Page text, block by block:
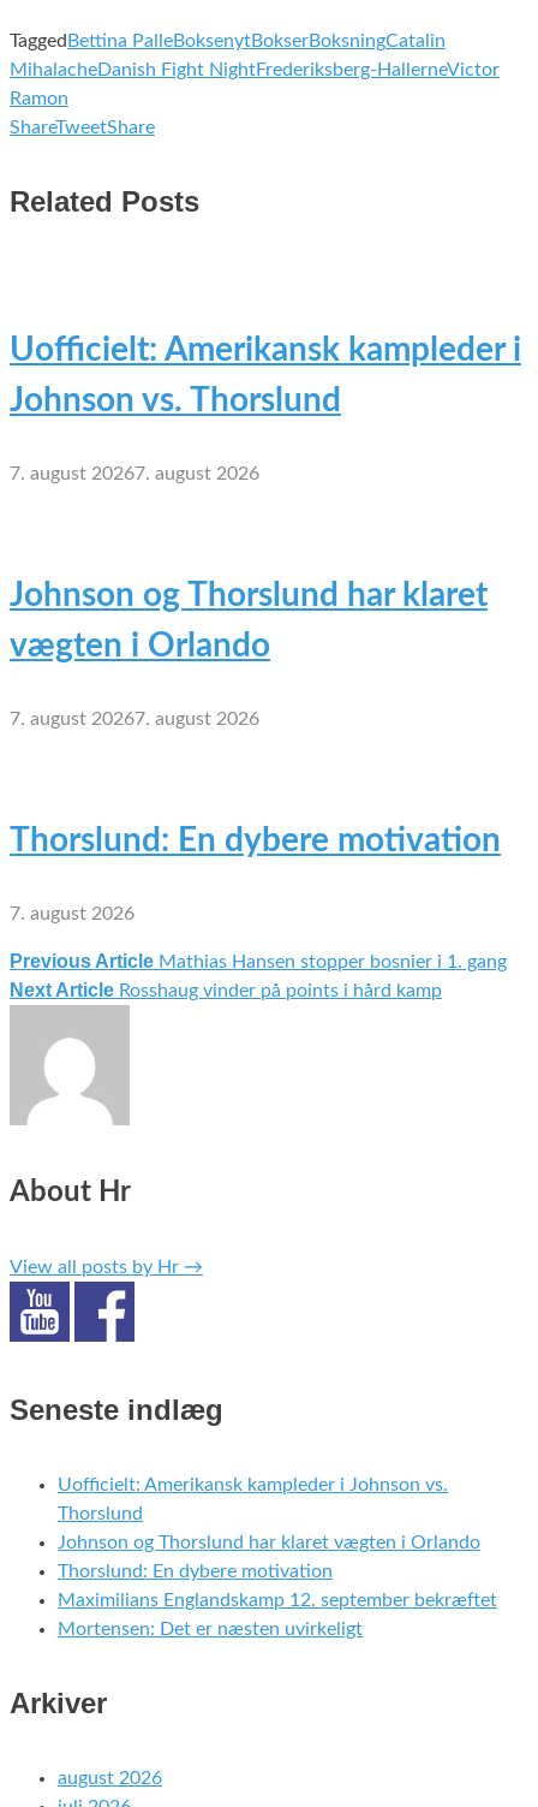
Tagged Bettina PalleBoksenytBokserBoksningCatalin
MihalacheDanish Fight NightFrederiksberg-HallerneVictor
Ramon
ShareTweetShare
Related Posts
Uofficielt: Amerikansk kampleder i
Johnson vs. Thorslund
7. august 20267. august 2026
Johnson og Thorslund har klaret
vægten i Orlando
7. august 20267. august 2026
Thorslund: En dybere motivation
7. august 2026
Indlægsnavigation
Previous Article Mathias Hansen stopper bosnier i 1. gang
Next Article Rosshaug vinder på points i hård kamp
About Hr
View all posts by Hr →
Seneste indlæg
Uofficielt: Amerikansk kampleder i Johnson vs.
Thorslund
Johnson og Thorslund har klaret vægten i Orlando
Thorslund: En dybere motivation
Maximilians Englandskamp 12. september bekræftet
Mortensen: Det er næsten uvirkeligt
Arkiver
august 2026